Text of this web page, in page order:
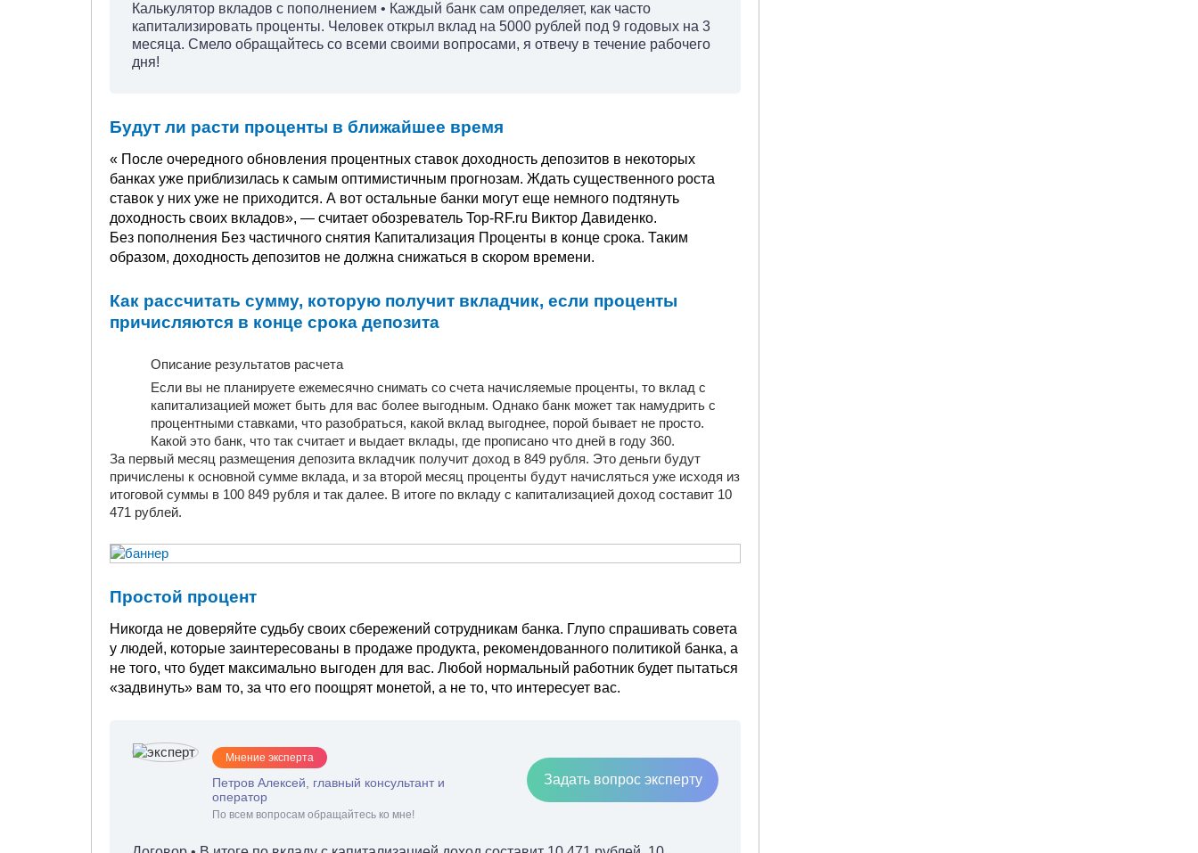
Калькулятор вкладов с пополнением • Каждый банк сам определяет, как часто
капитализировать проценты. Человек открыл вклад на 5000 рублей под 9 годовых на 3
месяца. Смело обращайтесь со всеми своими вопросами, я отвечу в течение рабочего
дня!
Будут ли расти проценты в ближайшее время
« После очередного обновления процентных ставок доходность депозитов в некоторых
банках уже приблизилась к самым оптимистичным прогнозам. Ждать существенного роста
ставок у них уже не приходится. А вот остальные банки могут еще немного подтянуть
доходность своих вкладов», — считает обозреватель Top-RF.ru Виктор Давиденко.
Без пополнения Без частичного снятия Капитализация Проценты в конце срока. Таким
образом, доходность депозитов не должна снижаться в скором времени.
Как рассчитать сумму, которую получит вкладчик, если проценты
причисляются в конце срока депозита
Описание результатов расчета
Если вы не планируете ежемесячно снимать со счета начисляемые проценты, то вклад с
капитализацией может быть для вас более выгодным. Однако банк может так намудрить с
процентными ставками, что разобраться, какой вклад выгоднее, порой бывает не просто.
Какой это банк, что так считает и выдает вклады, где прописано что дней в году 360.
За первый месяц размещения депозита вкладчик получит доход в 849 рубля. Это деньги будут
причислены к основной сумме вклада, и за второй месяц проценты будут начисляться уже исходя из
итоговой суммы в 100 849 рубля и так далее. В итоге по вкладу с капитализацией доход составит 10
471 рублей.
Простой процент
Никогда не доверяйте судьбу своих сбережений сотрудникам банка. Глупо спрашивать совета
у людей, которые заинтересованы в продаже продукта, рекомендованного политикой банка, а
не того, что будет максимально выгоден для вас. Любой нормальный работник будет пытаться
«задвинуть» вам то, за что его поощрят монетой, а не то, что интересует вас.
Мнение эксперта
Петров Алексей, главный консультант и
оператор
По всем вопросам обращайтесь ко мне!
Задать вопрос эксперту